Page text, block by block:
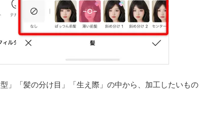
」「髪の分け目」「生え際」の中から、加工したいもの